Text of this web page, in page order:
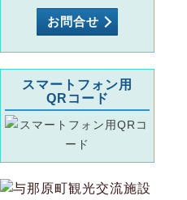
お問合せ
スマートフォン用
QRコード